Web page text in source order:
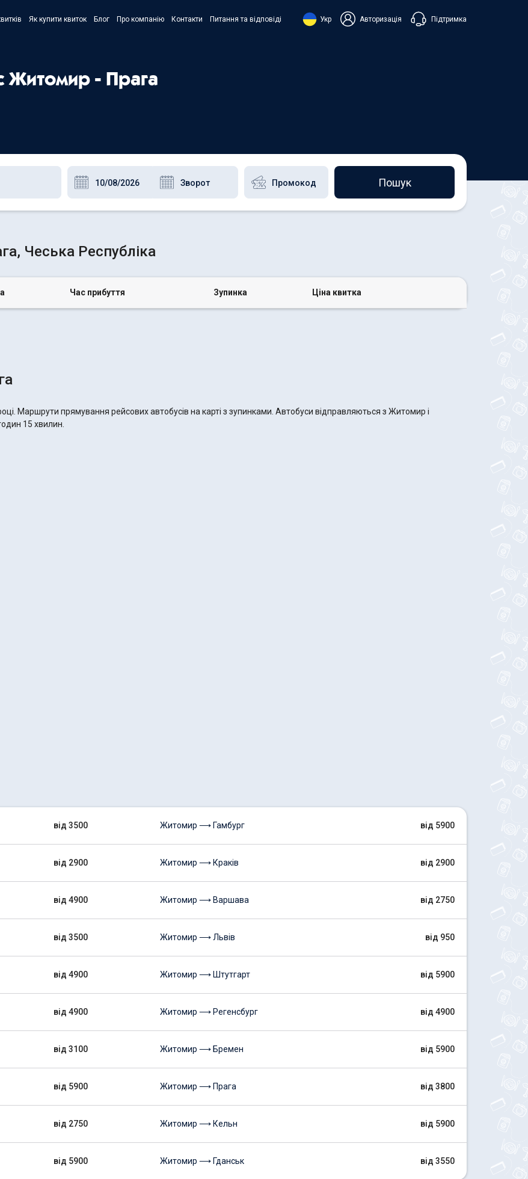
Як купити квиток Блог Про компанію Контакти Питання та відповіді Укр Авторизація Підтримка
Чат в Messenger
Житомир - Прага
Пошук
Чеська Республіка
Час прибуття Зупинка Ціна квитка
Маршрути прямування рейсових автобусів на карті з зупинками. Автобуси відправляються з Житомир і
15 хвилин.
від 3500
від 2900
від 4900
від 3500
від 4900
від 4900
від 3100
від 5900
від 2750
від 5900
Житомир ⟶ Гамбург від 5900
Житомир ⟶ Краків від 2900
Житомир ⟶ Варшава від 2750
Житомир ⟶ Львів від 950
Житомир ⟶ Штутгарт від 5900
Житомир ⟶ Регенсбург від 4900
Житомир ⟶ Бремен від 5900
Житомир ⟶ Прага від 3800
Житомир ⟶ Кельн від 5900
Житомир ⟶ Гданськ від 3550